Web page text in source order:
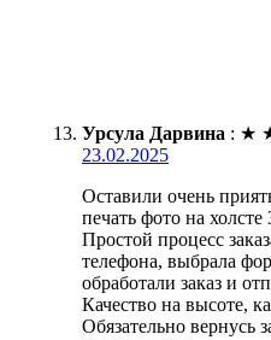
Урсула Дарвина : ★
23.02.2025
Оставили очень
печать фото на холсте
Простой процесс
телефона, выбрала
обработали заказ и
Качество на высоте,
Обязательно вернусь